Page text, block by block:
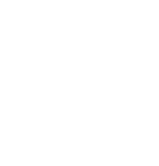
โทเคนยอดนิยม